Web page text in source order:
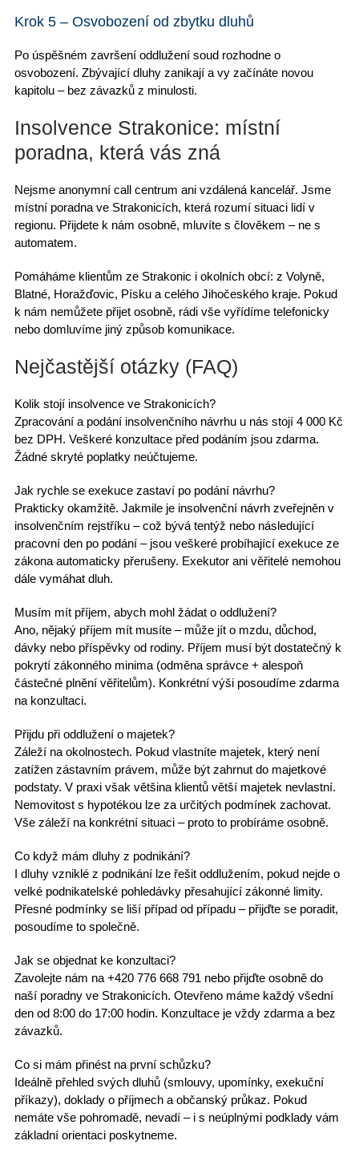
Krok 5 – Osvobození od zbytku dluhů
Po úspěšném završení oddluženísoud rozhodne o
osvobození. Zbývající dluhy zanikajía vy začínáte novou
kapitolu – bez závazků z minulosti.
Insolvence Strakonice: místní
poradna, která vás zná
Nejsme anonymní call centrum ani vzdálená kancelář. Jsme
místní poradna ve Strakonicích, která rozumí situaci lidí v
regionu. Přijdete k nám osobně, mluvíte s člověkem – ne s
automatem.
Pomáháme klientům ze Strakonic i okolních obcí: z Volyně,
Blatné, Horažďovic, Písku a celého Jihočeského kraje. Pokud
k nám nemůžete přijet osobně, rádi vše vyřídíme telefonicky
nebo domluvíme jiný způsob komunikace.
Nejčastější otázky (FAQ)
Kolik stojí insolvence ve Strakonicích?
Zpracování a podání insolvenčního návrhu u nás stojí 4 000 Kč
bez DPH. Veškeré konzultace před podáním jsou zdarma.
Žádné skryté poplatky neúčtujeme.
Jak rychle se exekuce zastaví po podání návrhu?
Prakticky okamžitě. Jakmile je insolvenční návrh zveřejněn v
insolvenčním rejstříku – což bývá tentýž nebo následující
pracovní den po podání – jsou veškeré probíhající exekuce ze
zákona automaticky přerušeny. Exekutor ani věřitelé nemohou
dále vymáhat dluh.
Musím mít příjem, abych mohl žádat o oddlužení?
Ano, nějaký příjem mít musíte – může jít o mzdu, důchod,
dávky nebo příspěvky od rodiny. Příjem musí být dostatečný k
pokrytí zákonného minima (odměna správce + alespoň
částečné plnění věřitelům). Konkrétní výši posoudíme zdarma
na konzultaci.
Přijdu při oddlužení o majetek?
Záleží na okolnostech. Pokud vlastníte majetek, který není
zatížen zástavním právem, může být zahrnut do majetkové
podstaty. V praxi však většina klientů větší majetek nevlastní.
Nemovitost s hypotékou lze za určitých podmínek zachovat.
Vše záleží na konkrétní situaci – proto to probíráme osobně.
Co když mám dluhy z podnikání?
I dluhy vzniklé z podnikání lze řešit oddlužením, pokud nejde o
velké podnikatelské pohledávky přesahující zákonné limity.
Přesné podmínky se liší případ od případu – přijďte se poradit,
posoudíme to společně.
Jak se objednat ke konzultaci?
Zavolejte nám na +420 776 668 791 nebo přijďte osobně do
naší poradny ve Strakonicích. Otevřeno máme každý všední
den od 8:00 do 17:00 hodin. Konzultace je vždy zdarma a bez
závazků.
Co si mám přinést na první schůzku?
Ideálně přehled svých dluhů (smlouvy, upomínky, exekuční
příkazy), doklady o příjmech a občanský průkaz. Pokud
nemáte vše pohromadě, nevadí – i s neúplnými podklady vám
základní orientaci poskytneme.